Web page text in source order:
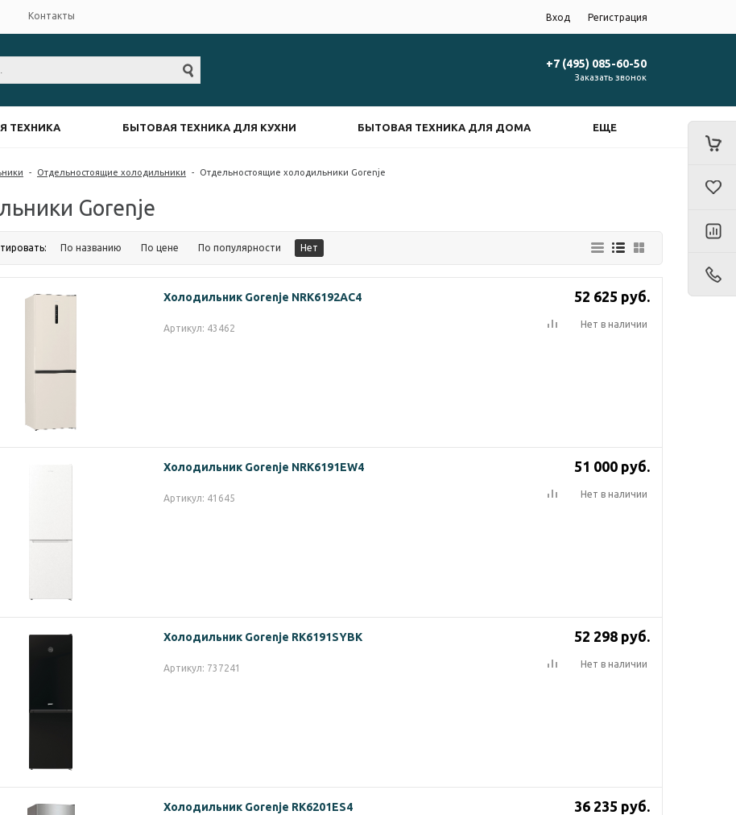
Вход Регистрация
Контакты
+7 (495) 085-60-50
Заказать звонок
ТЕХНИКА БЫТОВАЯ ТЕХНИКА ДЛЯ КУХНИ БЫТОВАЯ ТЕХНИКА ДЛЯ ДОМА ЕЩЕ
- Отдельностоящие холодильники - Отдельностоящие холодильники Gorenje
Gorenje
По названию По цене По популярности Нет
Холодильник Gorenje NRK6192AC4
Артикул: 43462
52 625 руб.
Нет в наличии
Холодильник Gorenje NRK6191EW4
Артикул: 41645
51 000 руб.
Нет в наличии
Холодильник Gorenje RK6191SYBK
Артикул: 737241
52 298 руб.
Нет в наличии
Холодильник Gorenje RK6201ES4 36 235 руб.